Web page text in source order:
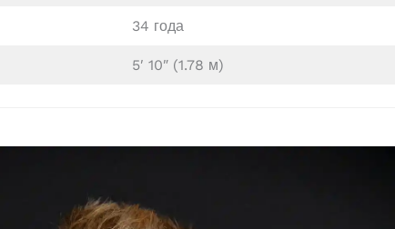
34 года
5′ 10″ (1.78 м)